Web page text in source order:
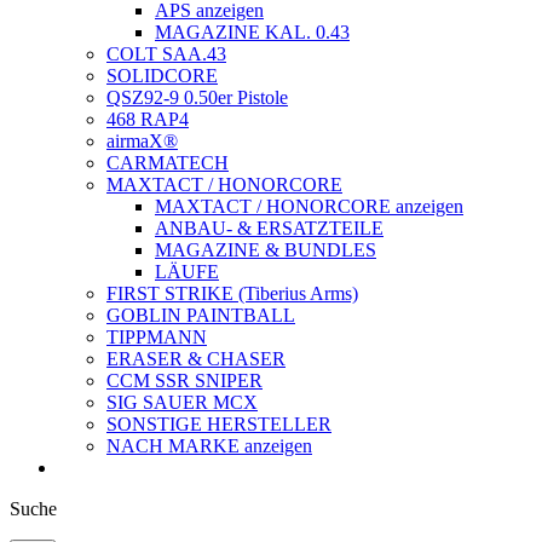
APS anzeigen
MAGAZINE KAL. 0.43
COLT SAA.43
SOLIDCORE
QSZ92-9 0.50er Pistole
468 RAP4
airmaX®
CARMATECH
MAXTACT / HONORCORE
MAXTACT / HONORCORE anzeigen
ANBAU- & ERSATZTEILE
MAGAZINE & BUNDLES
LÄUFE
FIRST STRIKE (Tiberius Arms)
GOBLIN PAINTBALL
TIPPMANN
ERASER & CHASER
CCM SSR SNIPER
SIG SAUER MCX
SONSTIGE HERSTELLER
NACH MARKE anzeigen
Suche